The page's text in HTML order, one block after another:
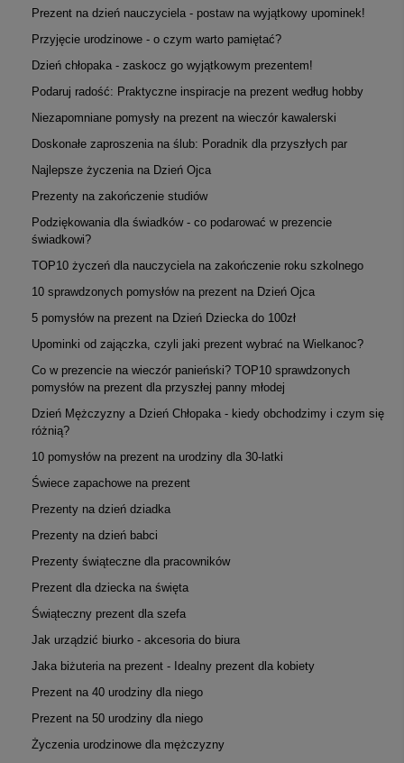
Prezent na dzień nauczyciela - postaw na wyjątkowy upominek!
Przyjęcie urodzinowe - o czym warto pamiętać?
Dzień chłopaka - zaskocz go wyjątkowym prezentem!
Podaruj radość: Praktyczne inspiracje na prezent według hobby
Niezapomniane pomysły na prezent na wieczór kawalerski
Doskonałe zaproszenia na ślub: Poradnik dla przyszłych par
Najlepsze życzenia na Dzień Ojca
Prezenty na zakończenie studiów
Podziękowania dla świadków - co podarować w prezencie
świadkowi?
TOP10 życzeń dla nauczyciela na zakończenie roku szkolnego
10 sprawdzonych pomysłów na prezent na Dzień Ojca
5 pomysłów na prezent na Dzień Dziecka do 100zł
Upominki od zajączka, czyli jaki prezent wybrać na Wielkanoc?
Co w prezencie na wieczór panieński? TOP10 sprawdzonych
pomysłów na prezent dla przyszłej panny młodej
Dzień Mężczyzny a Dzień Chłopaka - kiedy obchodzimy i czym się
różnią?
10 pomysłów na prezent na urodziny dla 30-latki
Świece zapachowe na prezent
Prezenty na dzień dziadka
Prezenty na dzień babci
Prezenty świąteczne dla pracowników
Prezent dla dziecka na święta
Świąteczny prezent dla szefa
Jak urządzić biurko - akcesoria do biura
Jaka biżuteria na prezent - Idealny prezent dla kobiety
Prezent na 40 urodziny dla niego
Prezent na 50 urodziny dla niego
Życzenia urodzinowe dla mężczyzny